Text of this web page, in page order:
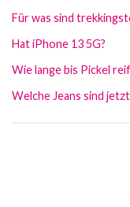
Für was sind
Hat iPhone 13 5G?
Wie lange bis Pickel
Welche Jeans sind